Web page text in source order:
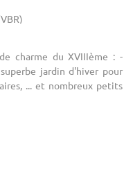
charme du XVIIIème : -
jardin d'hiver pour
... et nombreux petits